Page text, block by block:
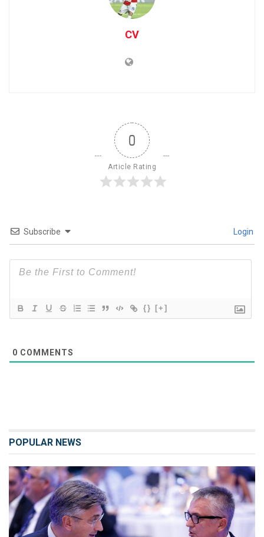
CV
0
Article Rating
Subscribe Login
{} [+]
0 COMMENTS
POPULAR NEWS